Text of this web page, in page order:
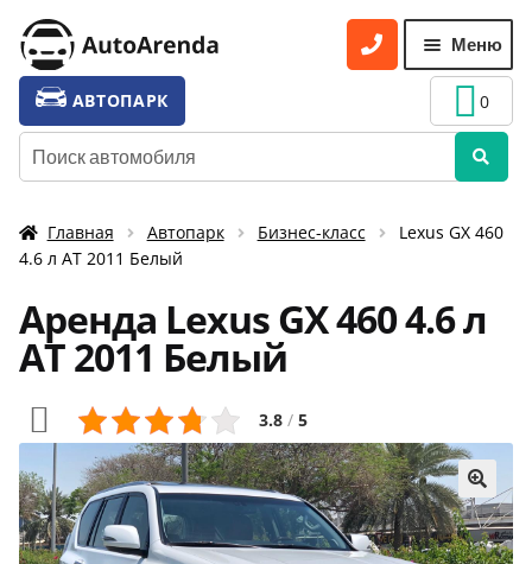
Перейти
к
навигации
Перейти
к
содержимому
Меню
УСЛУГИ
меню
ТАРИФЫ
УСЛОВИЯ АРЕНДЫ
АКЦИИ
АВТОПАРК
Искать:
0
Главная Автопарк Бизнес-класс
Lexus GX 460
4.6 л АТ 2011 Белый
Аренда Lexus GX 460 4.6 л
АТ 2011 Белый
3.8 / 5
🔍